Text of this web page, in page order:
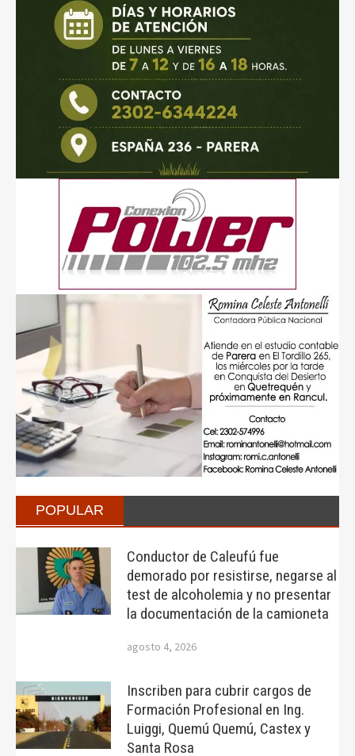
POPULAR
Conductor de Caleufú fue
demorado por resistirse, negarse al
test de alcoholemia y no presentar
la documentación de la camioneta
agosto 4, 2026
Inscriben para cubrir cargos de
Formación Profesional en Ing.
Luiggi, Quemú Quemú, Castex y
Santa Rosa